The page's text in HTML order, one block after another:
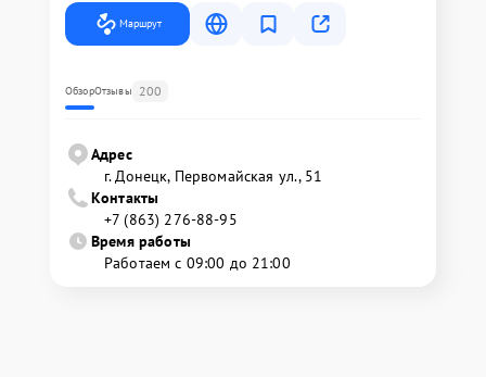
Маршрут
ОбзорОтзывы 200
Адрес
г. Донецк, Первомайская ул., 51
Контакты
+7 (863) 276-88-95
Время работы
Работаем с 09:00 до 21:00